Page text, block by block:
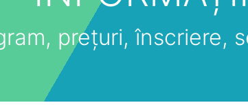
prețuri, înscriere,